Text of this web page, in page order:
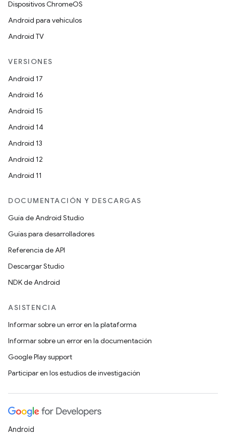
Dispositivos ChromeOS
Android para vehículos
Android TV
VERSIONES
Android 17
Android 16
Android 15
Android 14
Android 13
Android 12
Android 11
DOCUMENTACIÓN Y DESCARGAS
Guía de Android Studio
Guías para desarrolladores
Referencia de API
Descargar Studio
NDK de Android
ASISTENCIA
Informar sobre un error en la plataforma
Informar sobre un error en la documentación
Google Play support
Participar en los estudios de investigación
Android